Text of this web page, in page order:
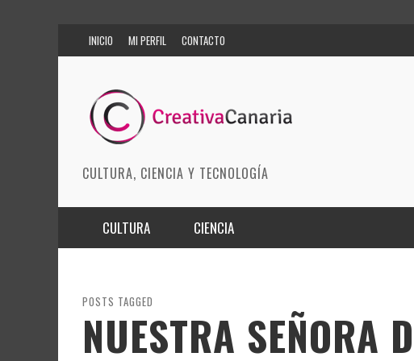
INICIO MI PERFIL CONTACTO
CULTURA, CIENCIA Y TECNOLOGÍA
CULTURA
ARTES ESCÉNICAS
CIENCIA
INNOVACIÓN
CIENCIAS DE LA TIERRA
POSTS TAGGED
NUESTRA SEÑORA